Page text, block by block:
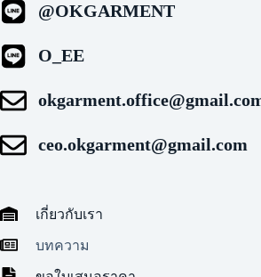
@OKGARMENT
O_EE
ceo.okgarment@gmail.com
เกี่ยวกับเรา
บทความ